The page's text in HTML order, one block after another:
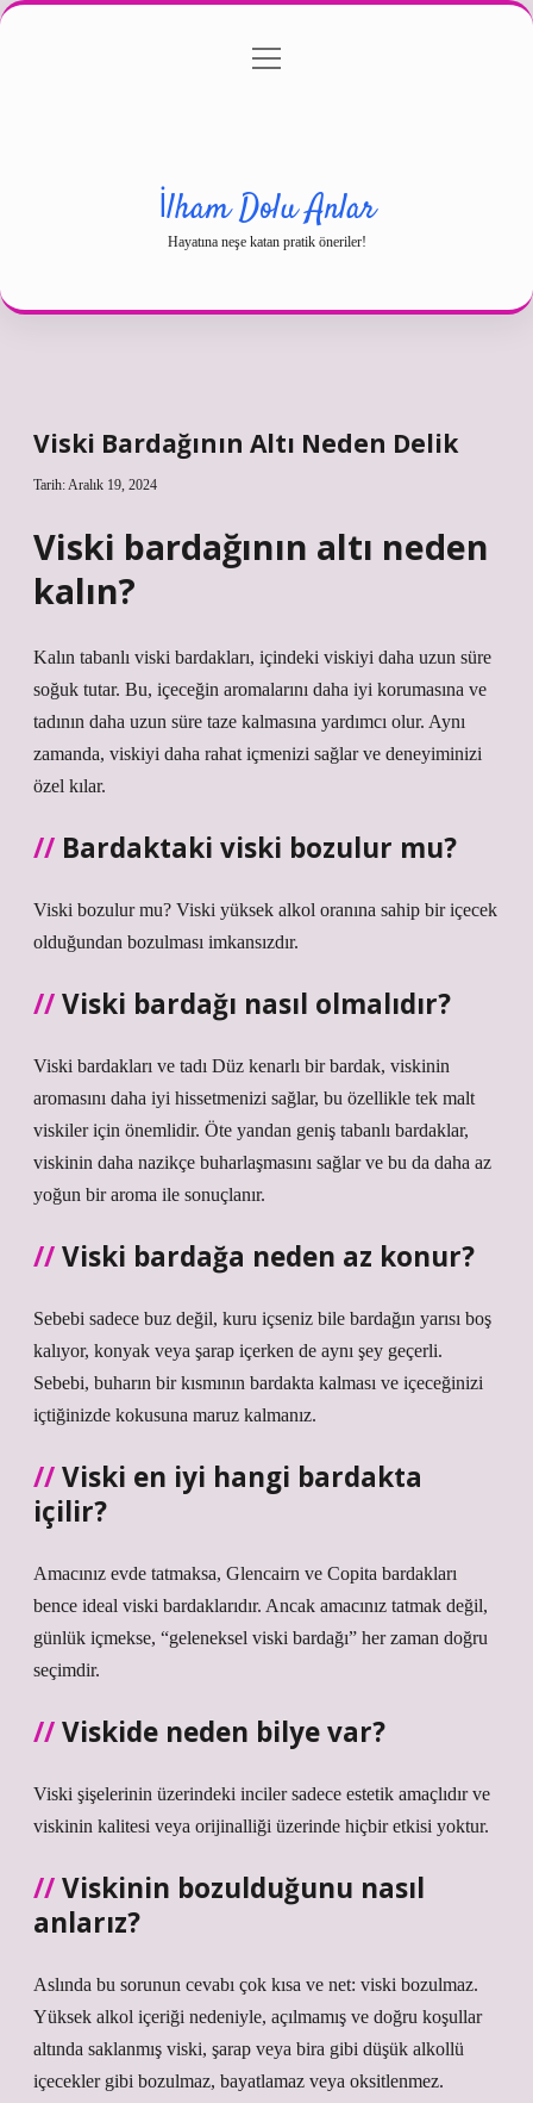
Gizlilik Politikası
menüyü
İlham Dolu Anlar
Hayatına neşe katan pratik öneriler!
Viski Bardağının Altı Neden Delik
Tarih: Aralık 19, 2024
Viski bardağının altı neden
kalın?
Kalın tabanlı viski bardakları, içindeki viskiyi daha uzun süre
soğuk tutar. Bu, içeceğin aromalarını daha iyi korumasına ve
tadının daha uzun süre taze kalmasına yardımcı olur. Aynı
zamanda, viskiyi daha rahat içmenizi sağlar ve deneyiminizi
özel kılar.
Bardaktaki viski bozulur mu?
Viski bozulur mu? Viski yüksek alkol oranına sahip bir içecek
olduğundan bozulması imkansızdır.
Viski bardağı nasıl olmalıdır?
Viski bardakları ve tadı Düz ​​kenarlı bir bardak, viskinin
aromasını daha iyi hissetmenizi sağlar, bu özellikle tek malt
viskiler için önemlidir. Öte yandan geniş tabanlı bardaklar,
viskinin daha nazikçe buharlaşmasını sağlar ve bu da daha az
yoğun bir aroma ile sonuçlanır.
Viski bardağa neden az konur?
Sebebi sadece buz değil, kuru içseniz bile bardağın yarısı boş
kalıyor, konyak veya şarap içerken de aynı şey geçerli.
Sebebi, buharın bir kısmının bardakta kalması ve içeceğinizi
içtiğinizde kokusuna maruz kalmanız.
Viski en iyi hangi bardakta
içilir?
Amacınız evde tatmaksa, Glencairn ve Copita bardakları
bence ideal viski bardaklarıdır. Ancak amacınız tatmak değil,
günlük içmekse, “geleneksel viski bardağı” her zaman doğru
seçimdir.
Viskide neden bilye var?
Viski şişelerinin üzerindeki inciler sadece estetik amaçlıdır ve
viskinin kalitesi veya orijinalliği üzerinde hiçbir etkisi yoktur.
Viskinin bozulduğunu nasıl
anlarız?
Aslında bu sorunun cevabı çok kısa ve net: viski bozulmaz.
Yüksek alkol içeriği nedeniyle, açılmamış ve doğru koşullar
altında saklanmış viski, şarap veya bira gibi düşük alkollü
içecekler gibi bozulmaz, bayatlamaz veya oksitlenmez.